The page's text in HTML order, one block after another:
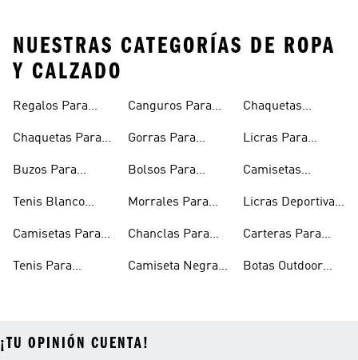
NUESTRAS CATEGORÍAS DE ROPA
Y CALZADO
Regalos Para
Chaquetas Para
Buzos Para
Tenis Blanco
Camisetas Para
Tenis Para
Canguros Para
Gorras Para
Bolsos Para
Morrales Para
Chanclas Para
Camiseta Negra
Chaquetas
Hombre
Licras Para
Camisetas
Hombre
Licras Deportivas
Carteras Para
Botas Outdoor
¡TU OPINIÓN CUENTA!